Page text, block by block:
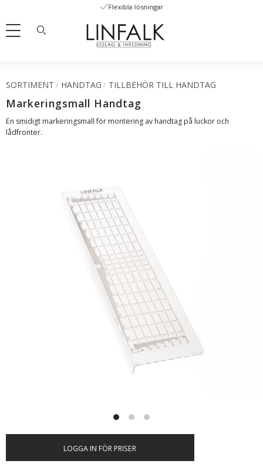
Meny
Flexibla lösningar
SORTIMENT HANDTAG TILLBEHÖR TILL HANDTAG
Markeringsmall Handtag
En smidigt markeringsmall för montering av handtag på luckor och
lådfronter.
LOGGA IN FÖR PRISER